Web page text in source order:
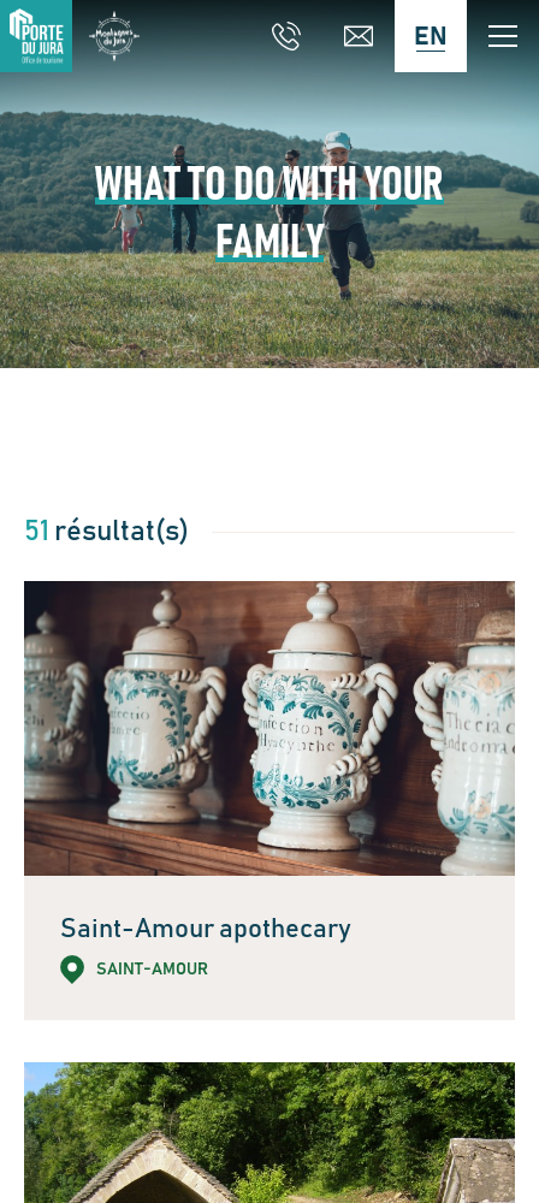
EN
WHAT TO DO WITH YOUR
FAMILY
51 résultat(s)
Saint-Amour apothecary
SAINT-AMOUR